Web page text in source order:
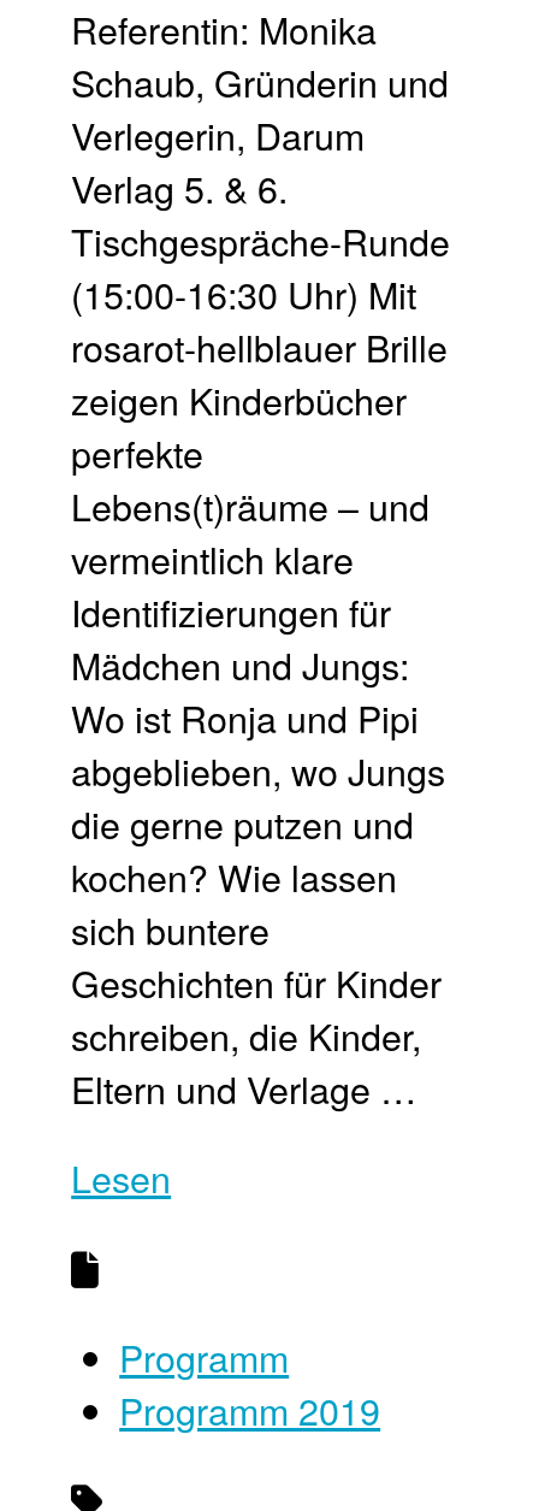
Referentin: Monika
Schaub, Gründerin und
Verlegerin, Darum
Verlag 5. & 6.
Tischgespräche-Runde
(15:00-16:30 Uhr) Mit
rosarot-hellblauer Brille
zeigen Kinderbücher
perfekte
Lebens(t)räume – und
vermeintlich klare
Identifizierungen für
Mädchen und Jungs:
Wo ist Ronja und Pipi
abgeblieben, wo Jungs
die gerne putzen und
kochen? Wie lassen
sich buntere
Geschichten für Kinder
schreiben, die Kinder,
Eltern und Verlage …
Lesen
Programm
Programm 2019